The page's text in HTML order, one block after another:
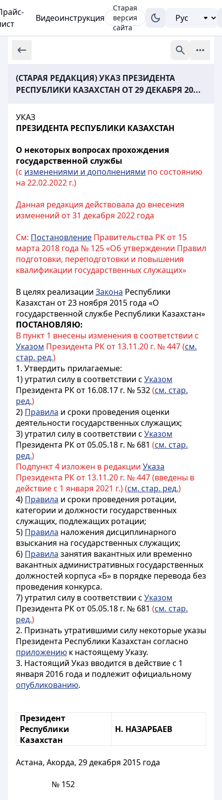
Видеоинструкция
Старая
версия
сайта
(СТАРАЯ РЕДАКЦИЯ) УКАЗ ПРЕЗИДЕНТА
РЕСПУБЛИКИ КАЗАХСТАН ОТ 29 ДЕКАБРЯ 20...
УКАЗ
ПРЕЗИДЕНТА РЕСПУБЛИКИ КАЗАХСТАН
О некоторых вопросах прохождения
государственной службы
(с изменениями и дополнениями по состоянию
на 22.02.2022 г.)
Данная редакция действовала до внесения
изменений от 31 декабря 2022 года
См: Постановление Правительства РК от 15
марта 2018 года № 125 «Об утверждении Правил
подготовки, переподготовки и повышения
квалификации государственных служащих»
В целях реализации Закона Республики
Казахстан от 23 ноября 2015 года «О
государственной службе Республики Казахстан»
ПОСТАНОВЛЯЮ:
В пункт 1 внесены изменения в соответствии с
Указом Президента РК от 13.11.20 г. № 447 (см.
стар. ред.)
1. Утвердить прилагаемые:
1) утратил силу в соответствии с Указом
Президента РК от 16.08.17 г. № 532(см. стар.
ред.)
2) Правила и сроки проведения оценки
деятельности государственных служащих;
3)утратил силу в соответствии с Указом
Президента РК от 05.05.18 г. № 681 (см. стар.
ред.)
Подпункт 4 изложен в редакции Указа
Президента РК от 13.11.20 г. № 447 (введены в
действие с 1 января 2021 г.) (см. стар. ред.)
4) Правила и сроки проведения ротации,
категории и должности государственных
служащих, подлежащих ротации;
5) Правила наложения дисциплинарного
взыскания на государственных служащих;
6) Правила занятия вакантных или временно
вакантных административных государственных
должностей корпуса «Б» в порядке перевода без
проведения конкурса.
7) утратил силу в соответствии с Указом
Президента РК от 05.05.18 г. № 681 (см. стар.
ред.)
2. Признать утратившими силу некоторые указы
Президента Республики Казахстан согласно
приложению к настоящему Указу.
3. Настоящий Указ вводится в действие с 1
января 2016 года и подлежит официальному
опубликованию.
Президент
Республики
Казахстан
Н. НАЗАРБАЕВ
Астана, Акорда, 29 декабря 2015 года
№ 152